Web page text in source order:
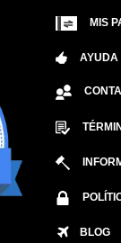
MIS
AYUDA
BLOG